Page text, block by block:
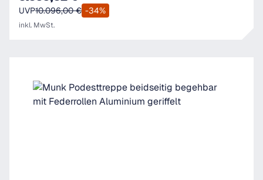
UVP10.096,00 € -34%
inkl. MwSt.